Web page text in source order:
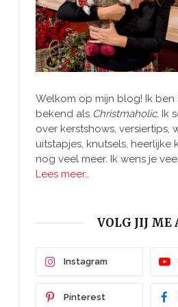
Welkom op mijn blog! Ik ben
bekend als Christmaholic. Ik
over kerstshows, versiertips,
uitstapjes, knutsels, heerlijke
nog veel meer. Ik wens je
Lees meer…
VOLG JIJ ME
Instagram
Pinterest